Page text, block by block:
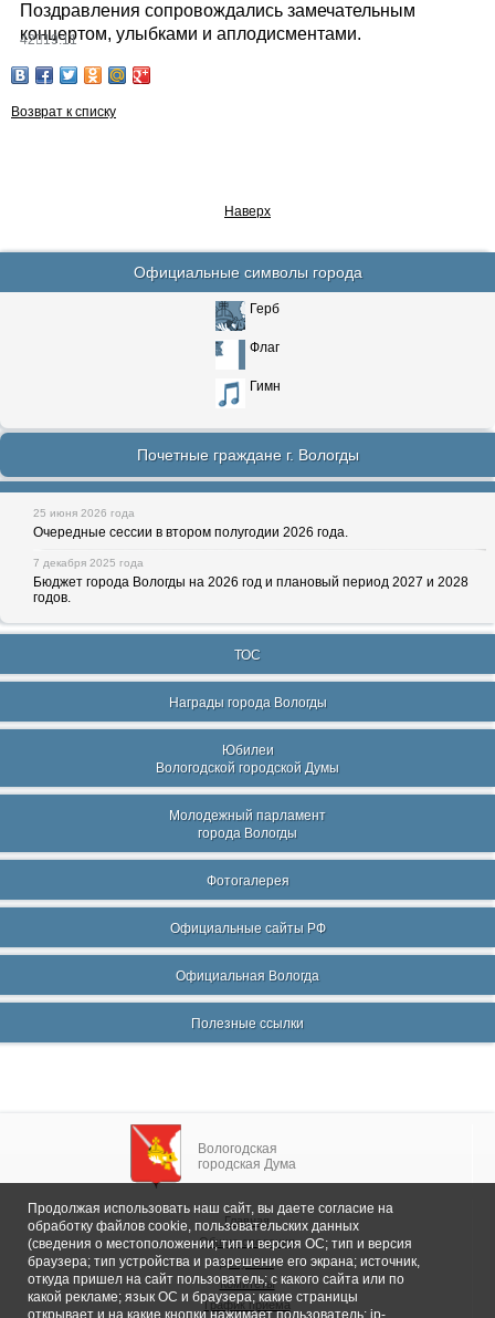
Поздравления сопровождались замечательным
концертом, улыбками и аплодисментами.
4219:11
Возврат к списку
Наверх
Официальные символы города
Герб
Флаг
Гимн
Почетные граждане г. Вологды
25 июня 2026 года
Очередные сессии в втором полугодии 2026 года.
7 декабря 2025 года
Бюджет города Вологды на 2026 год и плановый период 2027 и 2028
годов.
ТОС
Награды города Вологды
Юбилеи
Вологодской городской Думы
Молодежный парламент
города Вологды
Фотогалерея
Официальные сайты РФ
Официальная Вологда
Полезные ссылки
Вологодская
городская Дума
Главная
Общие сведения
Депутаты
Комитеты
График приема
Продолжая использовать наш сайт, вы даете согласие на
обработку файлов cookie, пользовательских данных
(сведения о местоположении; тип и версия ОС; тип и версия
браузера; тип устройства и разрешение его экрана; источник,
откуда пришел на сайт пользователь; с какого сайта или по
какой рекламе; язык ОС и браузера; какие страницы
открывает и на какие кнопки нажимает пользователь; ip-